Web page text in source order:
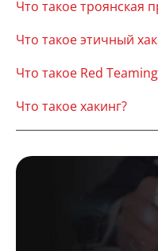
Что такое троянская
Что такое этичный
Что такое Red
Что такое хакинг?